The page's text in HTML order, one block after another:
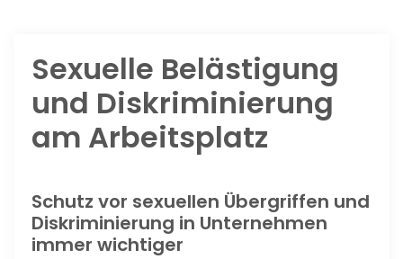
Sexuelle Belästigung
und Diskriminierung
am Arbeitsplatz
Schutz vor sexuellen Übergriffen und
Diskriminierung in Unternehmen
immer wichtiger